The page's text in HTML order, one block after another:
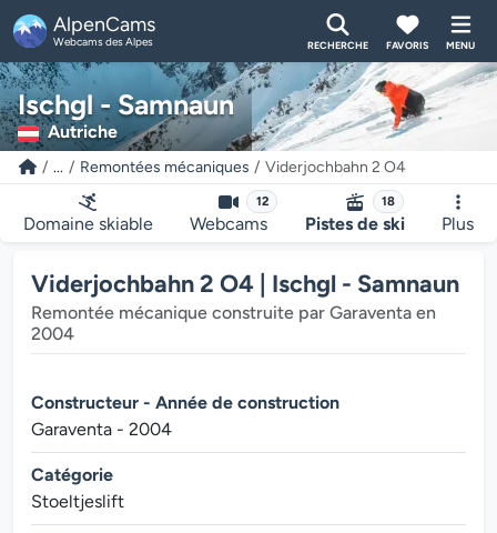
AlpenCams
Webcams des Alpes RECHERCHE FAVORIS MENU
Ischgl - Samnaun
Autriche
... Remontées mécaniques Viderjochbahn 2 O4
Domaine skiable
12
Webcams
18
Pistes de ski Plus
Viderjochbahn 2 O4 | Ischgl - Samnaun
Remontée mécanique construite par Garaventa en
2004
Constructeur - Année de construction
Garaventa - 2004
Catégorie
Stoeltjeslift